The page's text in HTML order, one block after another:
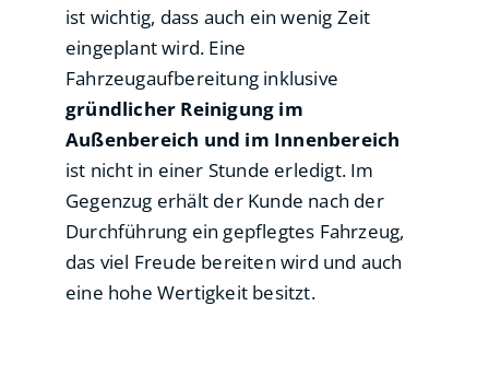
ist wichtig, dass auch ein wenig Zeit
eingeplant wird. Eine
Fahrzeugaufbereitung inklusive
gründlicher Reinigung im
Außenbereich und im Innenbereich
ist nicht in einer Stunde erledigt. Im
Gegenzug erhält der Kunde nach der
Durchführung ein gepflegtes Fahrzeug,
das viel Freude bereiten wird und auch
eine hohe Wertigkeit besitzt.